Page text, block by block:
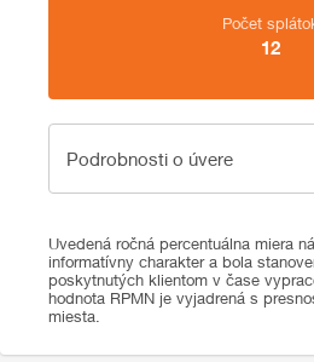
Počet
12
Podrobnosti o úvere
Podrobnosti o úvere
Uvedená ročná percentuálna miera
informatívny charakter a bola
poskytnutých klientom v čase
hodnota RPMN je vyjadrená s
miesta.